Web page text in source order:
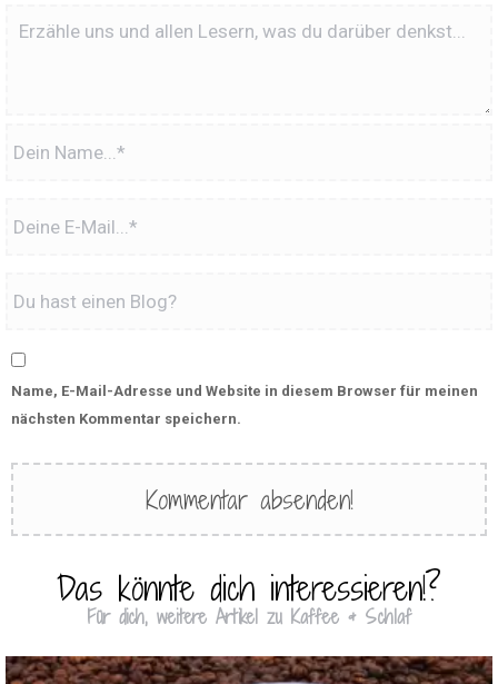
Name, E-Mail-Adresse und Website in diesem Browser für meinen
nächsten Kommentar speichern.
Das könnte dich interessieren!?
Für dich, weitere Artikel zu Kaffee & Schlaf